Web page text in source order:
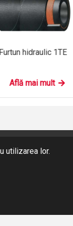
Furtun hidraulic 1TE
Află mai mult
utilizarea lor.PRODUSE